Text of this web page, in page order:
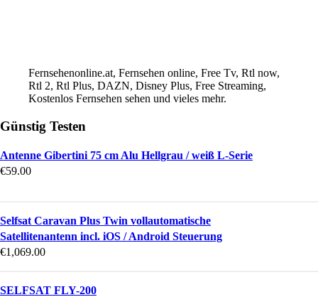
Fernsehenonline.at, Fernsehen online, Free Tv, Rtl now,
Rtl 2, Rtl Plus, DAZN, Disney Plus, Free Streaming,
Kostenlos Fernsehen sehen und vieles mehr.
Günstig Testen
Antenne Gibertini 75 cm Alu Hellgrau / weiß L-Serie
€59.00
Selfsat Caravan Plus Twin vollautomatische
Satellitenantenn incl. iOS / Android Steuerung
€1,069.00
SELFSAT FLY-200